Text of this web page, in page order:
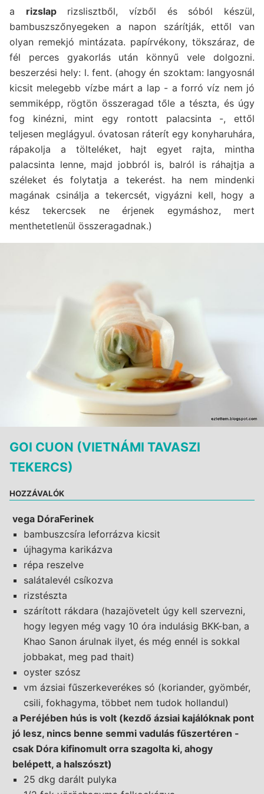
a rizslaprizslisztből, vízből és sóból készül,
bambuszszőnyegeken a napon szárítják, ettől van
olyan remekjó mintázata. papírvékony, tökszáraz, de
fél perces gyakorlás után könnyű vele dolgozni.
beszerzési hely: l. fent. (ahogy én szoktam: langyosnál
kicsit melegebb vízbe márt a lap - a forró víz nem jó
semmiképp, rögtön összeragad tőle a tészta, és úgy
fog kinézni, mint egy rontott palacsinta -, ettől
teljesen meglágyul. óvatosan ráterít egy konyharuhára,
rápakolja a tölteléket, hajt egyet rajta, mintha
palacsinta lenne, majd jobbról is, balról is ráhajtja a
széleket és folytatja a tekerést. ha nem mindenki
magának csinálja a tekercsét, vigyázni kell, hogy a
kész tekercsek ne érjenek egymáshoz, mert
menthetetlenül összeragadnak.)
GOI CUON (VIETNÁMI TAVASZI
TEKERCS)
HOZZÁVALÓK
vega DóraFerinek
bambuszcsíra leforrázva kicsit
újhagyma karikázva
répa reszelve
salátalevél csíkozva
rizstészta
szárított rákdara (hazajövetelt úgy kell szervezni,
hogy legyen még vagy 10 óra indulásig BKK-ban, a
Khao Sanon árulnak ilyet, és még ennél is sokkal
jobbakat, meg pad thait)
oyster szósz
vm ázsiai fűszerkeverékes só (koriander, gyömbér,
csili, fokhagyma, többet nem tudok hollandul)
a Peréjében hús is volt (kezdő ázsiai kajálóknak pont
jó lesz, nincs benne semmi vadulás fűszertéren -
csak Dóra kifinomult orra szagolta ki, ahogy
belépett, a halszószt)
25 dkg darált pulyka